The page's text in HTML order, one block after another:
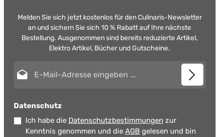
Melden Sie sich jetzt kostenlos für den Culinaris-Newsletter
an und sichern Sie sich 10 % Rabatt auf Ihre nächste
Bestellung. Ausgenommen sind bereits reduzierte Artikel,
Elektro Artikel, Bücher und Gutscheine.
Datenschutz
Ich habe die Datenschutzbestimmungen zur
Kenntnis genommen und die AGB gelesen und bin